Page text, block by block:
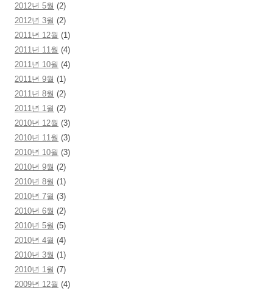
2012년 5월 (2)
2012년 3월 (2)
2011년 12월 (1)
2011년 11월 (4)
2011년 10월 (4)
2011년 9월 (1)
2011년 8월 (2)
2011년 1월 (2)
2010년 12월 (3)
2010년 11월 (3)
2010년 10월 (3)
2010년 9월 (2)
2010년 8월 (1)
2010년 7월 (3)
2010년 6월 (2)
2010년 5월 (5)
2010년 4월 (4)
2010년 3월 (1)
2010년 1월 (7)
2009년 12월 (4)